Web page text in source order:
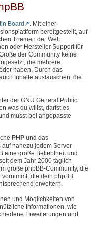
Board
. Mit einer
bereitgestellt, auf
Themen der Welt
oder Hersteller Support für
der Community keine
die mehrere
haben. Durch das
Inhalte austauschen, die
der GNU General Public
was du willst, darfst es
musst bei angepasste
PHP und das
nahezu jedem Server
eine große Beliebtheit und
dem Jahr 2000 täglich
große phpBB-Community, die
die dein phpBB
erweitern.
und Möglichkeiten von
Informationen, wie
Erweiterungen und